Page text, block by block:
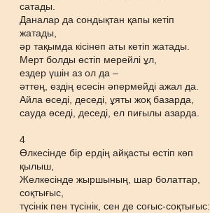
сатады.
Даналар да сондықтан қапы кетіп
жатады,
әр тақымда кісінеп аты кетіп жатады.
Мерт болды өстіп мерейлі ұл,
ездер үшін аз ол да –
әттең, ездің есесін әпермейді ажал да.
Айла өседі, деседі, ұяты жоқ базарда,
сауда өседі, деседі, ел пиғылы азарда.
4
Өлкесінде бір ердің айқасты өстіп көп
қылыш,
Желкесінде жыршының, шар болаттар,
соқтығыс,
түсінік пен түсінік, сен де соғыс-соқтығыс: